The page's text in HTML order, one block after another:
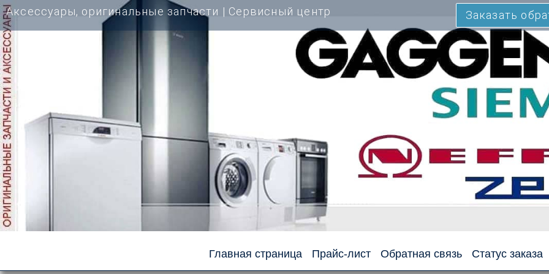
Перейти
к
содержимому
Аксессуары, оригинальные запчасти | Cервисный центр Заказать
Главная страница Прайс-лист Обратная связь Статус заказа